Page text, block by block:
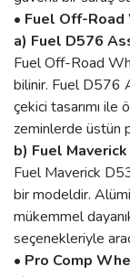
• Fuel Off-
a) Fuel D576
Fuel Off-Road
bilinir. Fuel D576
çekici tasarımı ile
zeminlerde üstün
b) Fuel
Fuel Maverick
bir modeldir.
mükemmel
seçenekleriyle
• Pro Comp